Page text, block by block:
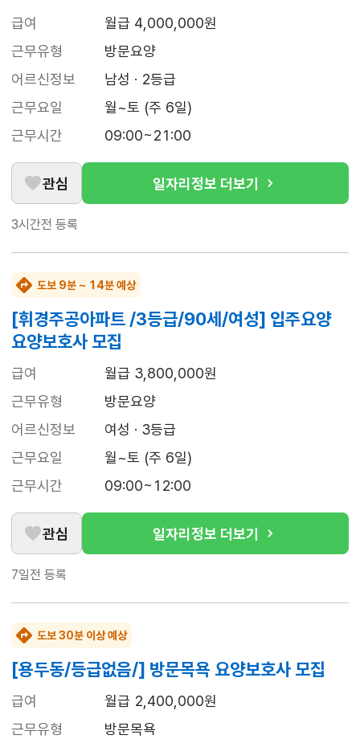
급여
월급 4,000,000원
근무유형
방문요양
어르신정보
남성 · 2등급
근무요일
월~토 (주 6일)
근무시간
09:00~21:00
관심 일자리정보 더보기
3시간전 등록
도보 9분 ~ 14분 예상
[휘경주공아파트 /3등급/90세/여성] 입주요양
요양보호사 모집
급여
월급 3,800,000원
근무유형
방문요양
어르신정보
여성 · 3등급
근무요일
월~토 (주 6일)
근무시간
09:00~12:00
관심 일자리정보 더보기
7일전 등록
도보 30분 이상 예상
[용두동/등급없음/] 방문목욕 요양보호사 모집
급여
월급 2,400,000원
근무유형
방문목욕